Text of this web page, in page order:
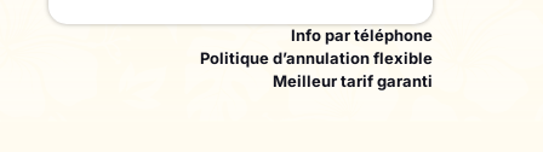
Info par téléphone
Politique d’annulation flexible
Meilleur tarif garanti